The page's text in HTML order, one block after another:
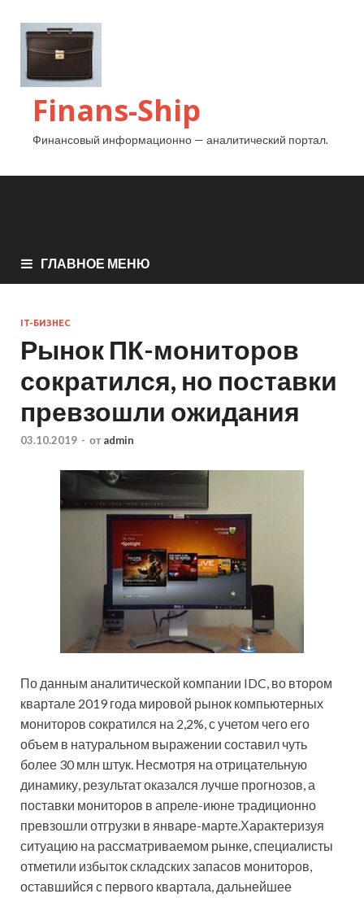
Finans-Ship
Финансовый информационно — аналитический портал.
ГЛАВНОЕ МЕНЮ
IT-БИЗНЕС
Рынок ПК-мониторов
сократился, но поставки
превзошли ожидания
03.10.2019 - от admin
По данным аналитической компании IDC, во втором
квартале 2019 года мировой рынок компьютерных
мониторов сократился на 2,2%, с учетом чего его
объем в натуральном выражении составил чуть
более 30 млн штук. Несмотря на отрицательную
динамику, результат оказался лучше прогнозов, а
поставки мониторов в апреле-июне традиционно
превзошли отгрузки в январе-марте.Характеризуя
ситуацию на рассматриваемом рынке, специалисты
отметили избыток складских запасов мониторов,
оставшийся с первого квартала, дальнейшее